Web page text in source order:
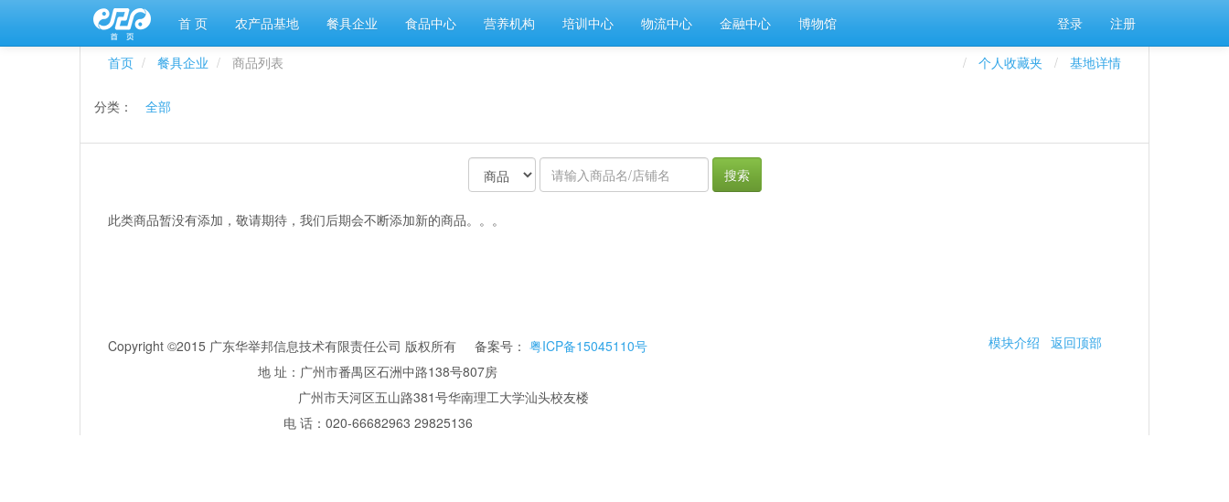
首 页 农产品基地 餐具企业 食品中心 营养机构 培训中心 物流中心 金融中心 博物馆 登录 注册
首页 餐具企业 商品列表 基地详情
个人收藏夹
分类： 全部
搜索
此类商品暂没有添加，敬请期待，我们后期会不断添加新的商品。。。
模块介绍 返回顶部
Copyright ©2015 广东华举邦信息技术有限责任公司 版权所有 备案号： 粤ICP备15045110号
地 址：广州市番禺区石洲中路138号807房
广州市天河区五山路381号华南理工大学汕头校友楼
电 话：020-66682963 29825136